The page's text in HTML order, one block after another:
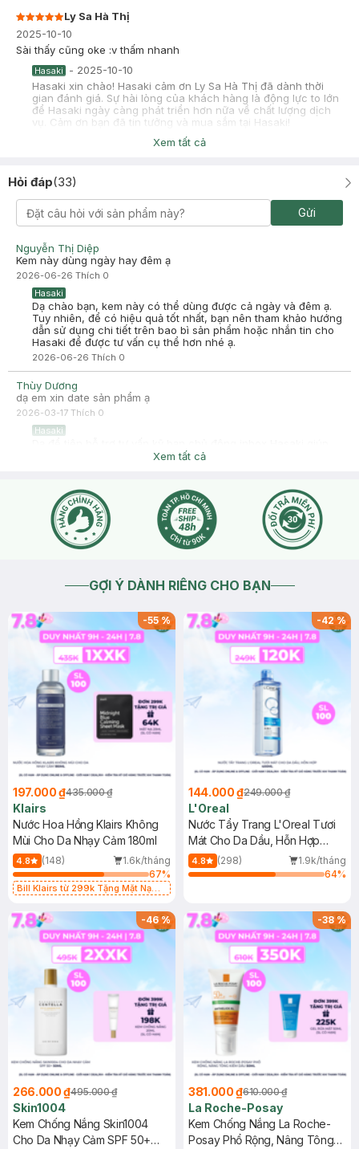
Ly Sa Hà Thị
2025-10-10
Sài thấy cũng oke :v thấm nhanh
Hasaki - 2025-10-10
Hasaki xin chào! Hasaki cảm ơn Ly Sa Hà Thị đã dành thời
gian đánh giá. Sự hài lòng của khách hàng là động lực to lớn
để Hasaki ngày càng phát triển hơn nữa về chất lượng dịch
vụ. Cảm ơn bạn đã tin tưởng và mua sắm tại Hasaki!
2024-11-01
Bầu dùng được ko ạ
Xem tất cả
Hỏi đáp(33)
Gửi
Nguyễn Thị Diệp
Kem này dùng ngày hay đêm ạ
2026-06-26 Thích 0
Hasaki
Dạ chào bạn, kem này có thể dùng được cả ngày và đêm ạ.
Tuy nhiên, để có hiệu quả tốt nhất, bạn nên tham khảo hướng
dẫn sử dụng chi tiết trên bao bì sản phẩm hoặc nhắn tin cho
Hasaki để được tư vấn cụ thể hơn nhé ạ.
2026-06-26 Thích 0
Thùy Dương
dạ em xin date sản phẩm ạ
2026-03-17 Thích 0
Hasaki
Xem tất cả
GỢI Ý DÀNH RIÊNG CHO BẠN
-55%
197.000 ₫435.000 ₫
Klairs
Nước Hoa Hồng Klairs Không
Mùi Cho Da Nhạy Cảm 180ml
4.8 (148)
1.6k/tháng
67%
Bill Klairs từ 299k Tặng Mặt Nạ
25ml (SL Có Hạn)
-42%
144.000 ₫249.000 ₫
L'Oreal
Nước Tẩy Trang L'Oreal Tươi
Mát Cho Da Dầu, Hỗn Hợp
400ml
4.8 (298)
1.9k/tháng
64%
-46%
266.000 ₫495.000 ₫
Skin1004
Kem Chống Nắng Skin1004
Cho Da Nhạy Cảm SPF 50+
-38%
381.000 ₫610.000 ₫
La Roche-Posay
Kem Chống Nắng La Roche-
Posay Phổ Rộng, Nâng Tông